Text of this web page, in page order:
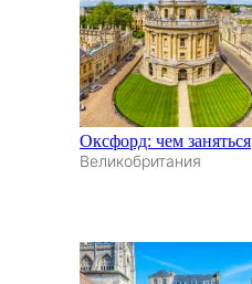
Оксфорд: чем заняться
Великобритания